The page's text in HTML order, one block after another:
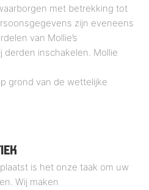
met betrekking tot
zijn eveneens
van Mollie’s
derden inschakelen. Mollie
grond van de wettelijke
is het onze taak om uw
Wij maken